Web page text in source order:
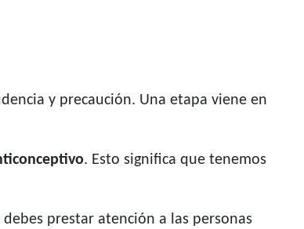
y precaución. Una etapa viene en
. Esto significa que tenemos
prestar atención a las personas